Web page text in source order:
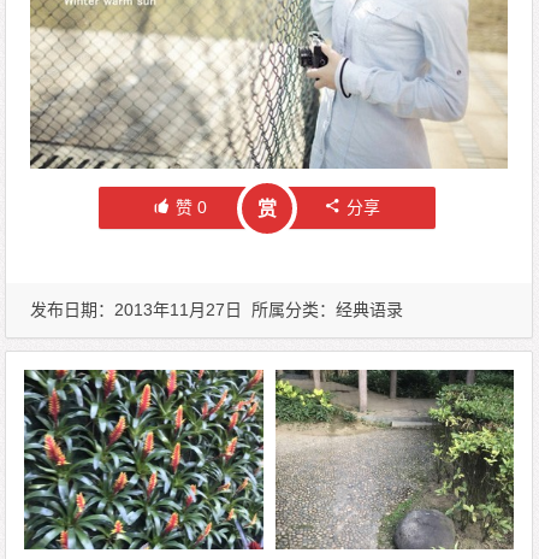
赞0 赏 分享
发布日期：2013年11月27日 所属分类：经典语录